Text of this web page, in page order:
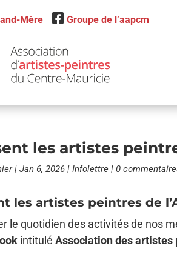
Mère Groupe de l’aapcm
les artistes
|Jan 6, 2026 |Infolettre |0
les artistes peintres de
le quotidien des activités de nos
intituléAssociation des